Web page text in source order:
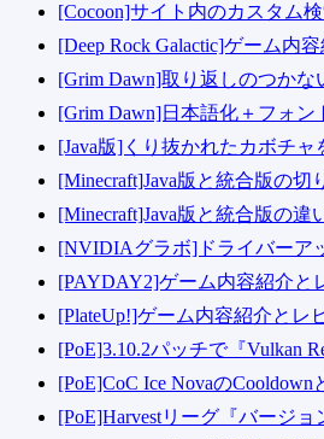
[Cocoon]サイト内のカスタム
[Deep Rock Galactic]ゲーム内
[Grim Dawn]取り返しのつかな
[Grim Dawn]日本語化＋フォン
[Java版]くり抜かれたカボチ
[Minecraft]Java版と統合版の切
[Minecraft]Java版と統合版の違
[NVIDIAグラボ]ドライバーア
[PAYDAY2]ゲーム内容紹介と
[PlateUp!]ゲーム内容紹介とレ
[PoE]3.10.2パッチで『Vulkan
[PoE]CoC Ice Novaの
[PoE]Harvestリーグ『バージ